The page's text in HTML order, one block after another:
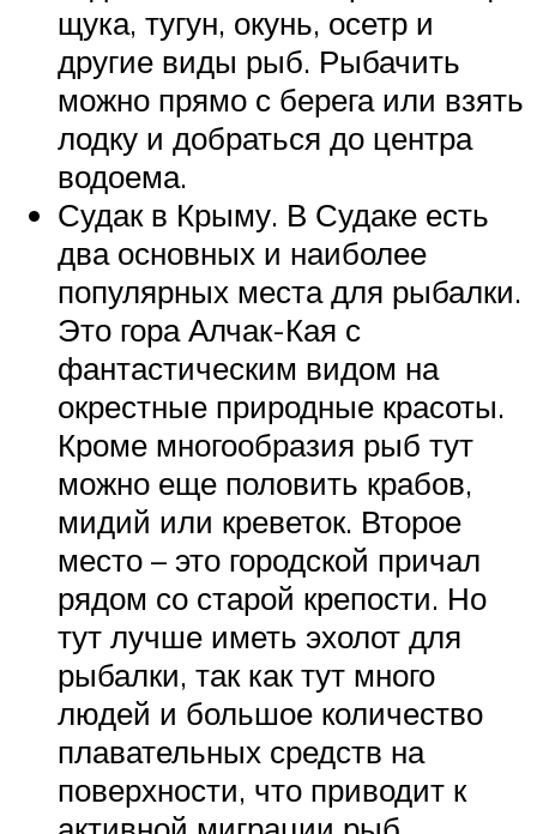
щука, тугун, окунь, осетр и
другие виды рыб. Рыбачить
можно прямо с берега или взять
лодку и добраться до центра
водоема.
Судак в Крыму. В Судаке есть
два основных и наиболее
популярных места для рыбалки.
Это гора Алчак-Кая с
фантастическим видом на
окрестные природные красоты.
Кроме многообразия рыб тут
можно еще половить крабов,
мидий или креветок. Второе
место – это городской причал
рядом со старой крепости. Но
тут лучше иметь эхолот для
рыбалки, так как тут много
людей и большое количество
плавательных средств на
поверхности, что приводит к